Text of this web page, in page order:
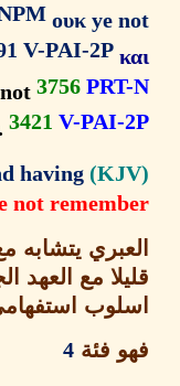
PAP-NPMουκ ye
191 V-PAI-2P
do ye not3756
3421V-
and having
do ye not
يتشابه مع
مع العهد
استفهامي
فئة4